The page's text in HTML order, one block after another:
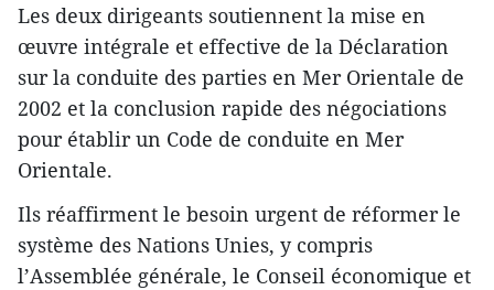
Les deux dirigeants soutiennent la mise en
œuvre intégrale et effective de la Déclaration
sur la conduite des parties en Mer Orientale de
2002 et la conclusion rapide des négociations
pour établir un Code de conduite en Mer
Orientale.
Ils réaffirment le besoin urgent de réformer le
système des Nations Unies, y compris
l’Assemblée générale, le Conseil économique et